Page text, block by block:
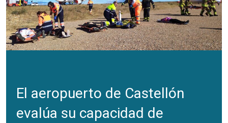
El aeropuerto de Castellón
evalúa su capacidad de